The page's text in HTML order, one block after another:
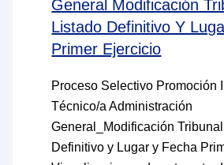
General Modificación
Listado Definitivo Y
Primer Ejercicio
Proceso Selectivo Promoción
Técnico/a Administración
General_Modificación
Definitivo y Lugar y Fecha